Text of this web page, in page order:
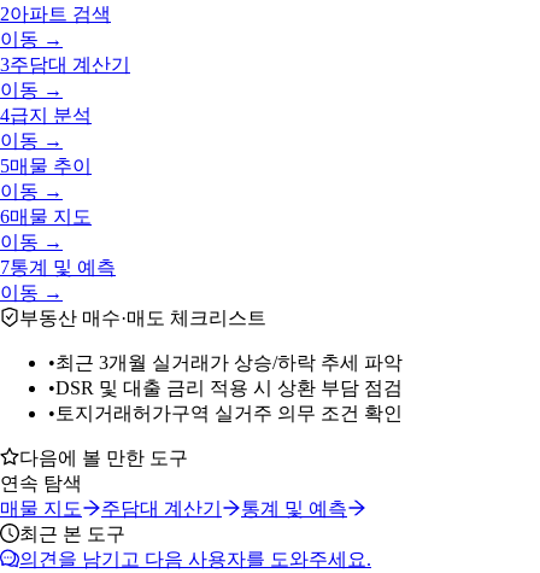
2아파트 검색
이동 →
3주담대 계산기
이동 →
4급지 분석
이동 →
5매물 추이
이동 →
6매물 지도
이동 →
7통계 및 예측
이동 →
부동산 매수·매도 체크리스트
•최근 3개월 실거래가 상승/하락 추세 파악
•DSR 및 대출 금리 적용 시 상환 부담 점검
• 토지거래허가구역 실거주 의무 조건 확인
다음에 볼 만한 도구
연속 탐색
매물 지도
주담대 계산기
통계 및 예측
최근 본 도구
의견을 남기고 다음 사용자를 도와주세요.